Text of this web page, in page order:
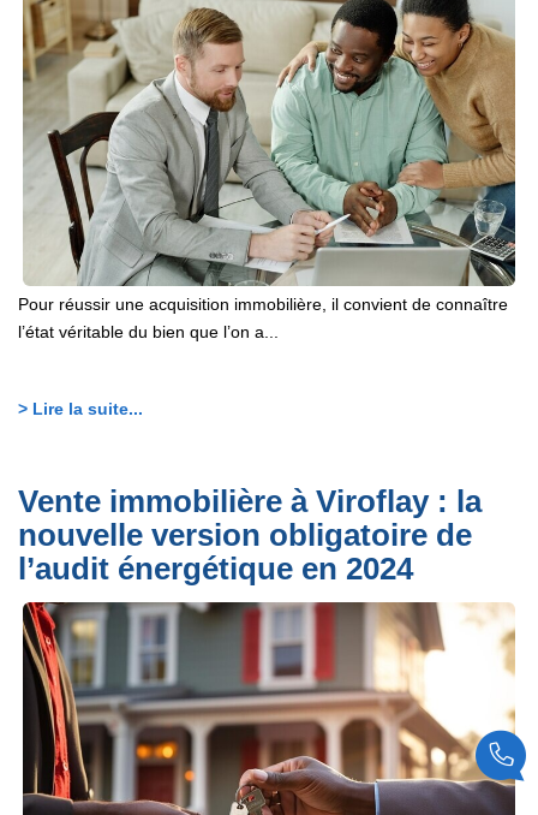
Pour réussir une acquisition immobilière, il convient de connaître
l’état véritable du bien que l’on a...
> Lire la suite...
Vente immobilière à Viroflay : la
nouvelle version obligatoire de
l’audit énergétique en 2024